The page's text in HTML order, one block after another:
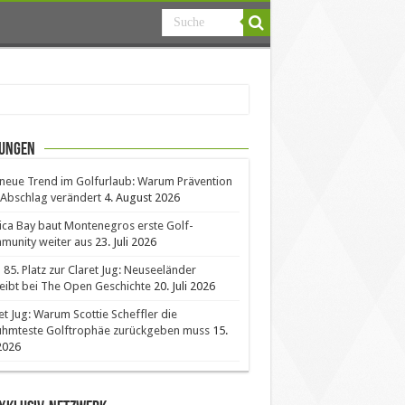
Trend im Golfurlaub: Warum Prävention
verändert 4. August 2026
Bay baut Montenegros erste Golf-
weiter aus 23. Juli 2026
85. Platz zur Claret Jug: Neuseeländer
bei The Open Geschichte 20. Juli 2026
Jug: Warum Scottie Scheffler die
Golftrophäe zurückgeben muss 15.